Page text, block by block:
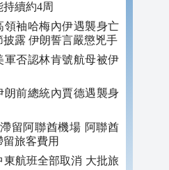
續約4周
領袖哈梅內伊遇襲身亡
披露 伊朗誓言嚴懲兇手
軍否認林肯號航母被伊
朗前總統內賈德遇襲身
留阿聯酋機場 阿聯酋
留旅客費用
東航班全部取消 大批旅